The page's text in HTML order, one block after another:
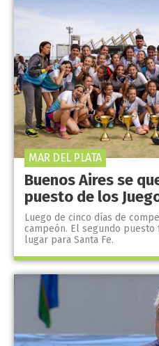
Buenos Aires se
puesto de los
Luego de cinco días de
campeón. El segundo
lugar para Santa Fe.
MAR DEL PLATA